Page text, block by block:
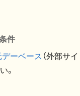
件
ーベース （外部サ
。